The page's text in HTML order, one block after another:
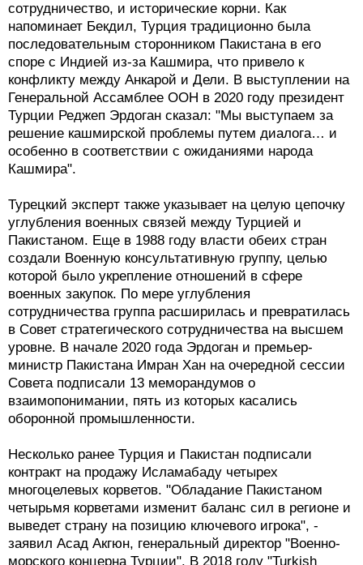
сотрудничество, и исторические корни. Как
напоминает Бекдил, Турция традиционно была
последовательным сторонником Пакистана в его
споре с Индией из-за Кашмира, что привело к
конфликту между Анкарой и Дели. В выступлении на
Генеральной Ассамблее ООН в 2020 году президент
Турции Реджеп Эрдоган сказал: "Мы выступаем за
решение кашмирской проблемы путем диалога… и
особенно в соответствии с ожиданиями народа
Кашмира".
Турецкий эксперт также указывает на целую цепочку
углубления военных связей между Турцией и
Пакистаном. Еще в 1988 году власти обеих стран
создали Военную консультативную группу, целью
которой было укрепление отношений в сфере
военных закупок. По мере углубления
сотрудничества группа расширилась и превратилась
в Совет стратегического сотрудничества на высшем
уровне. В начале 2020 года Эрдоган и премьер-
министр Пакистана Имран Хан на очередной сессии
Совета подписали 13 меморандумов о
взаимопонимании, пять из которых касались
оборонной промышленности.
Несколько ранее Турция и Пакистан подписали
контракт на продажу Исламабаду четырех
многоцелевых корветов. "Обладание Пакистаном
четырьмя корветами изменит баланс сил в регионе и
выведет страну на позицию ключевого игрока", -
заявил Асад Акгюн, генеральный директор "Военно-
морского концерна Турции". В 2018 году "Turkish